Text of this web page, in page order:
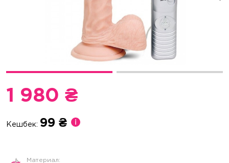
1 980 ₴
Кешбек: 99 ₴